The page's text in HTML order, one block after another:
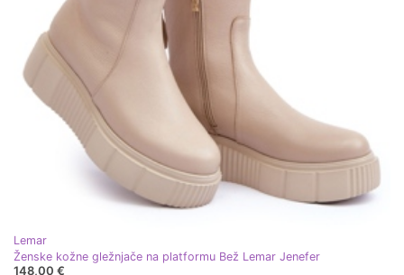
Lemar
Ženske kožne gležnjače na platformu Bež Lemar Jenefer
148,00 €